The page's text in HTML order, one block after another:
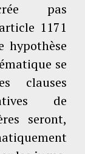
pas
1171
hypothèse
se
clauses
de
seront,